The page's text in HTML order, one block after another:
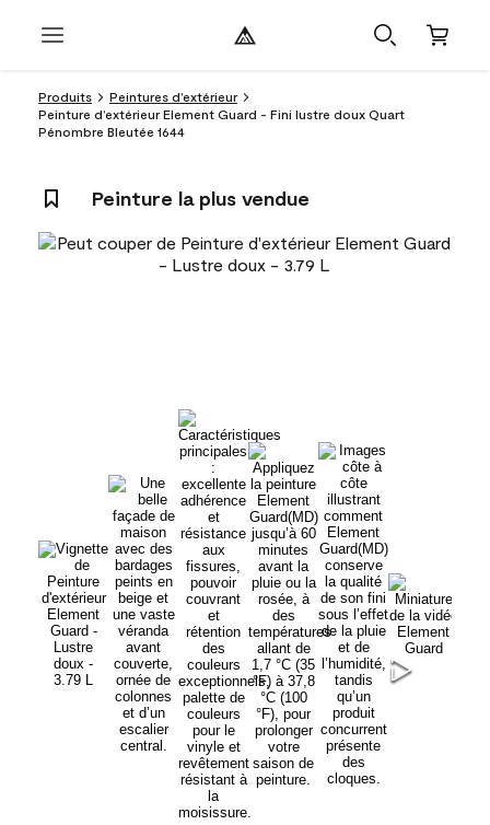
Produits
Peintures d’extérieur
Peinture d’extérieur Element Guard - Fini lustre doux Quart
Pénombre Bleutée 1644
Peinture la plus vendue